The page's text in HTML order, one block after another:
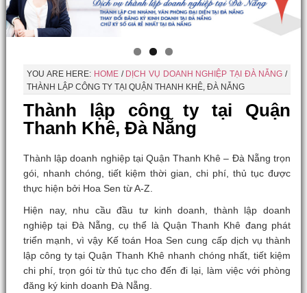
YOU ARE HERE: HOME / DỊCH VỤ DOANH NGHIỆP TẠI ĐÀ NẴNG /
THÀNH LẬP CÔNG TY TẠI QUẬN THANH KHÊ, ĐÀ NẴNG
Thành lập công ty tại Quận
Thanh Khê, Đà Nẵng
Thành lập doanh nghiệp tại Quận Thanh Khê – Đà Nẵng trọn
gói, nhanh chóng, tiết kiệm thời gian, chi phí, thủ tục được
thực hiện bởi Hoa Sen từ A-Z.
Hiện nay, nhu cầu đầu tư kinh doanh, thành lập doanh
nghiệp tại Đà Nẵng, cụ thể là Quận Thanh Khê đang phát
triển mạnh, vì vậy Kế toán Hoa Sen cung cấp dịch vụ thành
lập công ty tại Quận Thanh Khê nhanh chóng nhất, tiết kiệm
chi phí, trọn gói từ thủ tục cho đến đi lại, làm việc với phòng
đăng ký kinh doanh Đà Nẵng.